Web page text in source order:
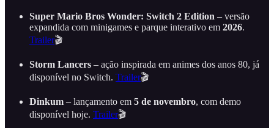
Super Mario Bros Wonder: Switch 2 Edition – versão
expandida com minigames e parque interativo em 2026.
Trailer🎬
Storm Lancers – ação inspirada em animes dos anos 80, já
disponível no Switch. Trailer🎬
Dinkum – lançamento em 5 de novembro, com demo
disponível hoje. Trailer🎬